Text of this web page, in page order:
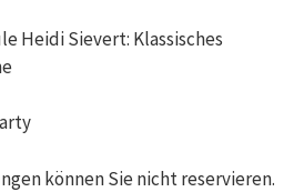
Heidi Sievert: Klassisches
können Sie nicht reservieren.